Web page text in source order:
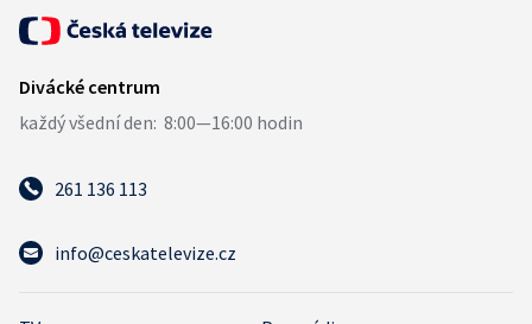
261 136 113
info@ceskatelevize.cz